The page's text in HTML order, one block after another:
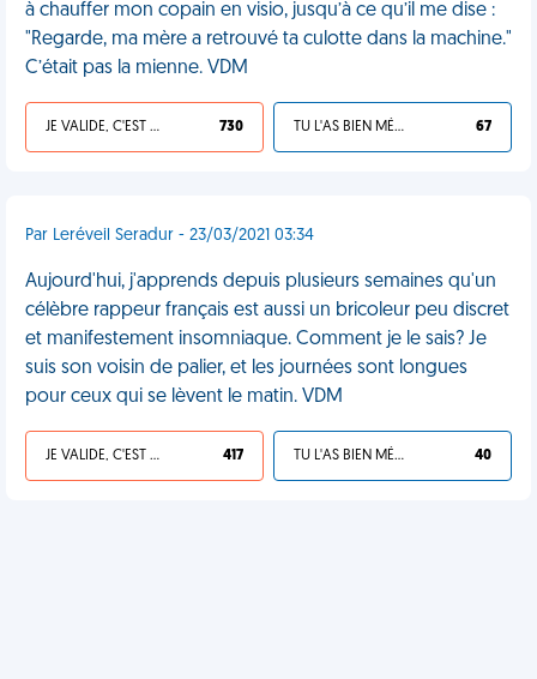
à chauffer mon copain en visio, jusqu’à ce qu’il me dise :
"Regarde, ma mère a retrouvé ta culotte dans la machine."
C’était pas la mienne. VDM
JE VALIDE, C'EST UNE VDM 730 TU L'AS BIEN MÉRITÉ 67
Par Leréveil Seradur - 23/03/2021 03:34
Aujourd'hui, j'apprends depuis plusieurs semaines qu'un
célèbre rappeur français est aussi un bricoleur peu discret
et manifestement insomniaque. Comment je le sais? Je
suis son voisin de palier, et les journées sont longues
pour ceux qui se lèvent le matin. VDM
JE VALIDE, C'EST UNE VDM 417 TU L'AS BIEN MÉRITÉ 40